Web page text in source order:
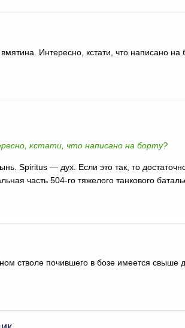
Интересно, кстати, что написано
кстати, что написано на борту?
Spiritus — дух. Если это так, то
часть 504-го тяжелого танкового
стволе почившего в бозе имеется свыше